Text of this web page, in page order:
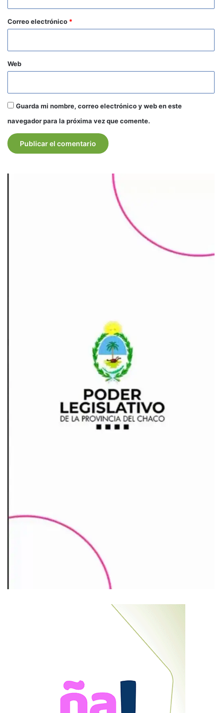
o
*
Correo electrónico *
Web
Guarda mi nombre, correo electrónico y web en este
navegador para la próxima vez que comente.